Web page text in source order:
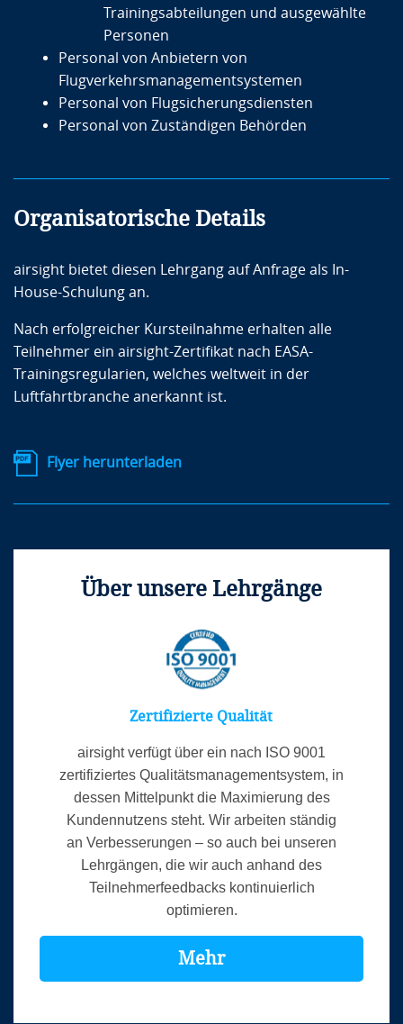
Trainingsabteilungen und ausgewählte
Personen
Personal von Anbietern von
Flugverkehrsmanagementsystemen
Personal von Flugsicherungsdiensten
Personal von Zuständigen Behörden
Organisatorische Details
airsight bietet diesen Lehrgang auf Anfrage als In-
House-Schulung an.
Nach erfolgreicher Kursteilnahme erhalten alle
Teilnehmer ein airsight-Zertifikat nach EASA-
Trainingsregularien, welches weltweit in der
Luftfahrtbranche anerkannt ist.
Flyer herunterladen
Über unsere Lehrgänge
Zertifizierte Qualität
airsight verfügt über ein nach ISO 9001
zertifiziertes Qualitätsmanagementsystem, in
dessen Mittelpunkt die Maximierung des
Kundennutzens steht. Wir arbeiten ständig
an Verbesserungen – so auch bei unseren
Lehrgängen, die wir auch anhand des
Teilnehmerfeedbacks kontinuierlich
optimieren.
Mehr